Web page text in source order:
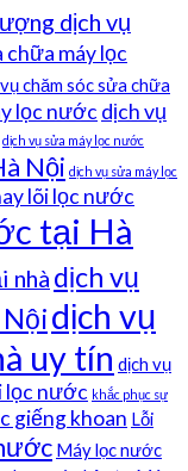
dịch vụ
chữa máy lọc
chăm sóc sửa chữa
lọc nước dịch vụ
dịch vụ sửa máy lọc nước
Nội dịch vụ sửa máy lọc
lõi lọc nước
tại Hà
nhà dịch vụ
dịch vụ
uy tín dịch vụ
lọc nước khắc phục sự
giếng khoan Lỗi
Máy lọc nước